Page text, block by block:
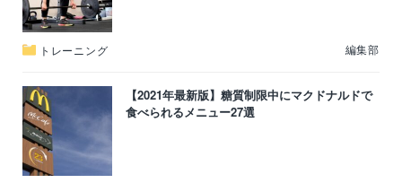
トレーニング 編集部
【2021年最新版】糖質制限中にマクドナルドで
食べられるメニュー27選